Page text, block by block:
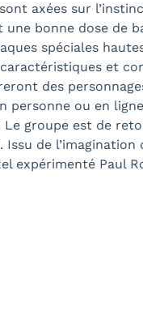
axées sur
bonne dose de
spéciales
et
des
ou en
Le groupe est de
Issu de
expérimenté